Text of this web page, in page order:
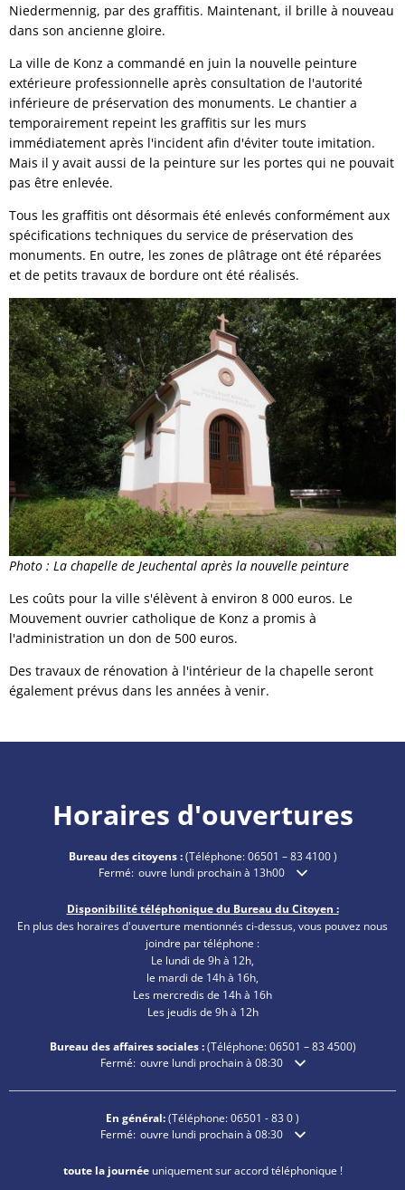
Niedermennig, par des graffitis. Maintenant, il brille à nouveau
dans son ancienne gloire.
La ville de Konz a commandé en juin la nouvelle peinture
extérieure professionnelle après consultation de l'autorité
inférieure de préservation des monuments. Le chantier a
temporairement repeint les graffitis sur les murs
immédiatement après l'incident afin d'éviter toute imitation.
Mais il y avait aussi de la peinture sur les portes qui ne pouvait
pas être enlevée.
Tous les graffitis ont désormais été enlevés conformément aux
spécifications techniques du service de préservation des
monuments. En outre, les zones de plâtrage ont été réparées
et de petits travaux de bordure ont été réalisés.
Photo : La chapelle de Jeuchental après la nouvelle peinture
Les coûts pour la ville s'élèvent à environ 8 000 euros. Le
Mouvement ouvrier catholique de Konz a promis à
l'administration un don de 500 euros.
Des travaux de rénovation à l'intérieur de la chapelle seront
également prévus dans les années à venir.
Horaires d'ouvertures
Bureau des citoyens :(Téléphone:06501 – 83 4100)
Cliquez pour masquer les heures d'ouverture ou de
Fermé: ouvre lundi prochain à 13h00
Disponibilité téléphonique du Bureau du Citoyen :
En plus des horaires d'ouverture mentionnés ci-dessus, vous pouvez nous
joindre par téléphone :
Le lundi de 9h à 12h,
le mardi de 14h à 16h,
Les mercredis de 14h à 16h
Les jeudis de 9h à 12h
Bureau des affaires sociales :(Téléphone:06501 – 834500)
Cliquez pour masquer les heures d'ouverture ou de
Fermé: ouvre lundi prochain à 08:30
En général:(Téléphone:06501 - 83 0)
Cliquez pour masquer les heures d'ouverture ou de
Fermé: ouvre lundi prochain à 08:30
toute la journéeuniquement sur accord téléphonique !